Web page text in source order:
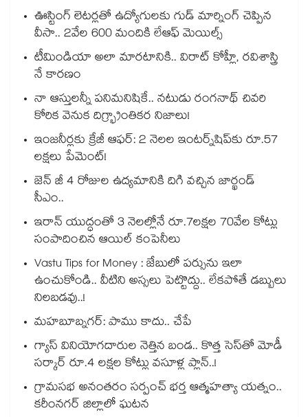
ఊస్టింగ్ లెటర్లతో ఉద్యోగులకు గుడ్ మార్నింగ్ చెప్పిన
వీసా.. 2వేల 600 మందికి లేఆఫ్ మెయిల్స్
టీమిండియా అలా మారటానికి.. విరాట్ కోహ్లీ, రవిశాస్త్రి
నే కారణం
నా ఆస్తులన్నీ పనిమనిషికే.. నటుడు రంగనాథ్ చివరి
కోరిక వెనుక దిగ్భ్రాంతికర నిజాలు!
ఇంజనీర్లకు క్రేజీ ఆఫర్: 2 నెలల ఇంటర్న్‌షిప్‌కు రూ.57
లక్షలు పేమెంట్!
జెన్ జీ 4 రోజుల ఉద్యమానికి దిగి వచ్చిన జార్ఖండ్
సీఎం..
ఇరాన్ యుద్ధంతో 3 నెలల్లోనే రూ.7లక్షల 70వేల కోట్లు
సంపాదించిన ఆయిల్ కంపెనీలు
Vastu Tips for Money : జేబులో పర్సును ఇలా
ఉంచుకోండి.. వీటిని అస్సలు పెట్టొద్దు.. లేకపోతే డబ్బులు
నిలబడవు..!
మహబూబ్నగర్: పాము కాదు.. చేపే
గ్యాస్ వినియోగదారుల నెత్తిన బండ.. కొత్త సెస్‌తో మోడీ
సర్కార్ రూ.4 లక్షల కోట్లు వసూళ్ల ప్లాన్..!
గ్రామసభ అనంతరం సర్పంచ్ భర్త ఆత్మహత్యా యత్నం..
కరీంనగర్ జిల్లాలో ఘటన